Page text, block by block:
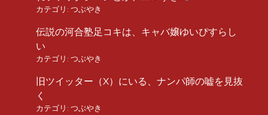
カテゴリ: つぶやき
伝説の河合塾足コキは、キャバ嬢ゆいぴすらし
い
カテゴリ: つぶやき
旧ツイッター（X）にいる、ナンパ師の嘘を見抜
く
カテゴリ: つぶやき